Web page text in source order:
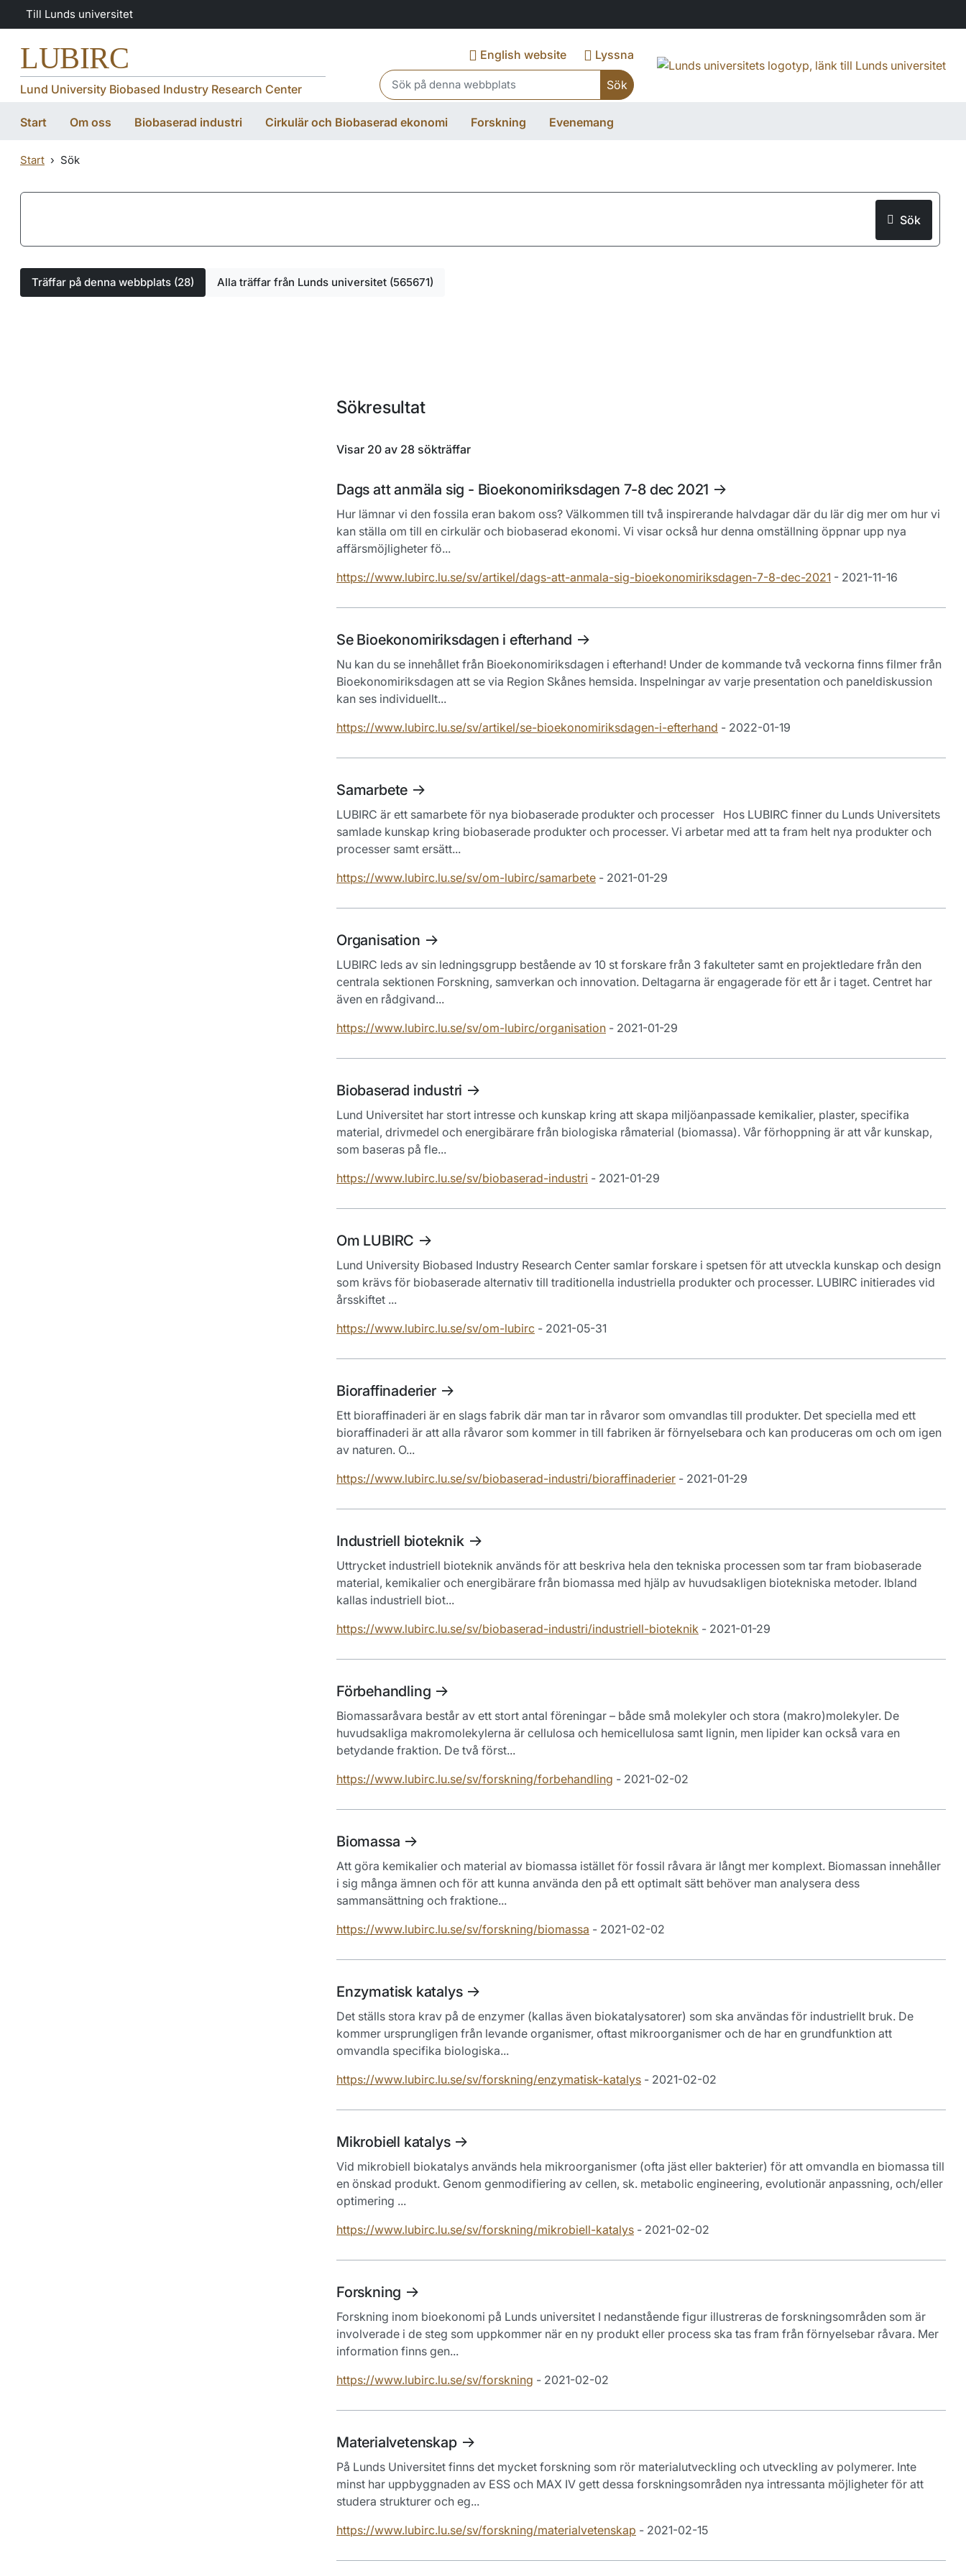
Hoppa till huvudinnehåll
Hoppa till huvudinnehåll
Till Lunds universitet
LUBIRC
Lund University Biobased Industry Research Center
English website
Lyssna
Header search
Start Om oss Biobaserad industri Cirkulär och Biobaserad ekonomi Forskning Evenemang
Start Sök
Hoppa till sökresultatlistan
Sök
Träffar på denna webbplats (28) Alla träffar från Lunds universitet (565671)
Sökresultat
Visar 20 av 28 sökträffar
Hoppa till sökresultatlistan
Dags att anmäla sig - Bioekonomiriksdagen 7-8 dec 2021
Hur lämnar vi den fossila eran bakom oss? Välkommen till två inspirerande halvdagar där du lär dig mer om hur vi
kan ställa om till en cirkulär och biobaserad ekonomi. Vi visar också hur denna omställning öppnar upp nya
affärsmöjligheter fö...
https://www.lubirc.lu.se/sv/artikel/dags-att-anmala-sig-bioekonomiriksdagen-7-8-dec-2021 - 2021-11-16
Se Bioekonomiriksdagen i efterhand
Nu kan du se innehållet från Bioekonomiriksdagen i efterhand! Under de kommande två veckorna finns filmer från
Bioekonomiriksdagen att se via Region Skånes hemsida. Inspelningar av varje presentation och paneldiskussion
kan ses individuellt...
https://www.lubirc.lu.se/sv/artikel/se-bioekonomiriksdagen-i-efterhand - 2022-01-19
Samarbete
LUBIRC är ett samarbete för nya biobaserade produkter och processer Hos LUBIRC finner du Lunds Universitets
samlade kunskap kring biobaserade produkter och processer. Vi arbetar med att ta fram helt nya produkter och
processer samt ersätt...
https://www.lubirc.lu.se/sv/om-lubirc/samarbete - 2021-01-29
Organisation
LUBIRC leds av sin ledningsgrupp bestående av 10 st forskare från 3 fakulteter samt en projektledare från den
centrala sektionen Forskning, samverkan och innovation. Deltagarna är engagerade för ett år i taget. Centret har
även en rådgivand...
https://www.lubirc.lu.se/sv/om-lubirc/organisation - 2021-01-29
Biobaserad industri
Lund Universitet har stort intresse och kunskap kring att skapa miljöanpassade kemikalier, plaster, specifika
material, drivmedel och energibärare från biologiska råmaterial (biomassa). Vår förhoppning är att vår kunskap,
som baseras på fle...
https://www.lubirc.lu.se/sv/biobaserad-industri - 2021-01-29
Om LUBIRC
Lund University Biobased Industry Research Center samlar forskare i spetsen för att utveckla kunskap och design
som krävs för biobaserade alternativ till traditionella industriella produkter och processer. LUBIRC initierades vid
årsskiftet ...
https://www.lubirc.lu.se/sv/om-lubirc - 2021-05-31
Bioraffinaderier
Ett bioraffinaderi är en slags fabrik där man tar in råvaror som omvandlas till produkter. Det speciella med ett
bioraffinaderi är att alla råvaror som kommer in till fabriken är förnyelsebara och kan produceras om och om igen
av naturen. O...
https://www.lubirc.lu.se/sv/biobaserad-industri/bioraffinaderier - 2021-01-29
Industriell bioteknik
Uttrycket industriell bioteknik används för att beskriva hela den tekniska processen som tar fram biobaserade
material, kemikalier och energibärare från biomassa med hjälp av huvudsakligen biotekniska metoder. Ibland
kallas industriell biot...
https://www.lubirc.lu.se/sv/biobaserad-industri/industriell-bioteknik - 2021-01-29
Förbehandling
Biomassaråvara består av ett stort antal föreningar – både små molekyler och stora (makro)molekyler. De
huvudsakliga makromolekylerna är cellulosa och hemicellulosa samt lignin, men lipider kan också vara en
betydande fraktion. De två först...
https://www.lubirc.lu.se/sv/forskning/forbehandling - 2021-02-02
Biomassa
Att göra kemikalier och material av biomassa istället för fossil råvara är långt mer komplext. Biomassan innehåller
i sig många ämnen och för att kunna använda den på ett optimalt sätt behöver man analysera dess
sammansättning och fraktione...
https://www.lubirc.lu.se/sv/forskning/biomassa - 2021-02-02
Enzymatisk katalys
Det ställs stora krav på de enzymer (kallas även biokatalysatorer) som ska användas för industriellt bruk. De
kommer ursprungligen från levande organismer, oftast mikroorganismer och de har en grundfunktion att
omvandla specifika biologiska...
https://www.lubirc.lu.se/sv/forskning/enzymatisk-katalys - 2021-02-02
Mikrobiell katalys
Vid mikrobiell biokatalys används hela mikroorganismer (ofta jäst eller bakterier) för att omvandla en biomassa till
en önskad produkt. Genom genmodifiering av cellen, sk. metabolic engineering, evolutionär anpassning, och/eller
optimering ...
https://www.lubirc.lu.se/sv/forskning/mikrobiell-katalys - 2021-02-02
Forskning
Forskning inom bioekonomi på Lunds universitet I nedanstående figur illustreras de forskningsområden som är
involverade i de steg som uppkommer när en ny produkt eller process ska tas fram från förnyelsebar råvara. Mer
information finns gen...
https://www.lubirc.lu.se/sv/forskning - 2021-02-02
Materialvetenskap
På Lunds Universitet finns det mycket forskning som rör materialutveckling och utveckling av polymerer. Inte
minst har uppbyggnaden av ESS och MAX IV gett dessa forskningsområden nya intressanta möjligheter för att
studera strukturer och eg...
https://www.lubirc.lu.se/sv/forskning/materialvetenskap - 2021-02-15